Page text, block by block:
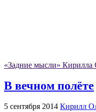
«Задние мысли»
В вечном полёте
5 сентября 2014 Кирилл